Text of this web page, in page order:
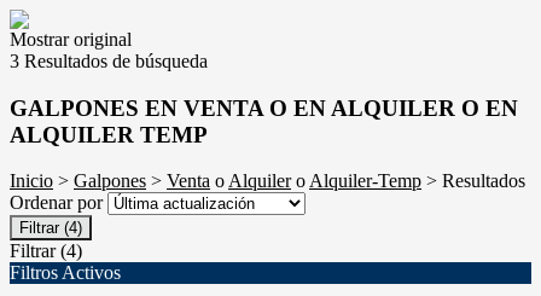
Mostrar original
3 Resultados de búsqueda
GALPONES EN VENTA O EN ALQUILER O EN
ALQUILER TEMP
Inicio > Galpones > Venta oAlquileroAlquiler-Temp > Resultados
Ordenar por
Filtrar (4)
Filtrar (4)
Filtros Activos